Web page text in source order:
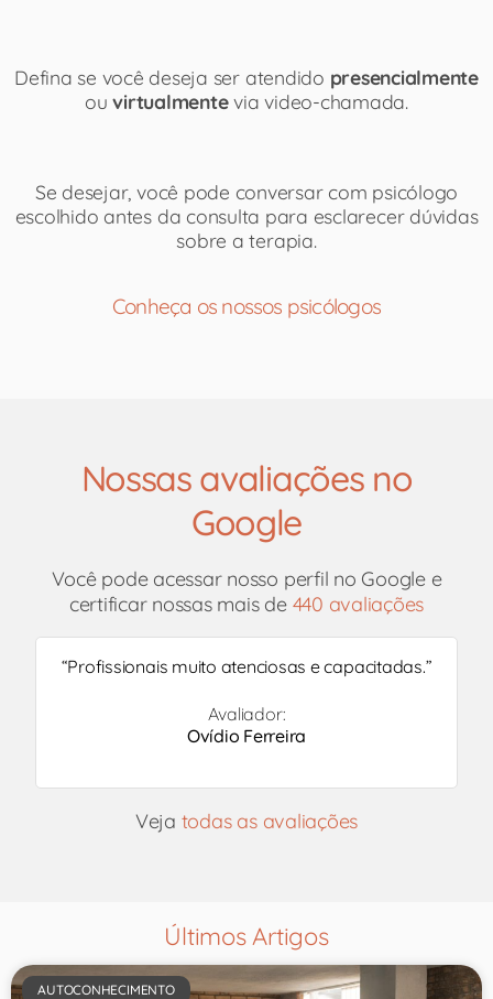
Defina se você deseja ser atendido presencialmente
ouvirtualmentevia video-chamada.
Se desejar, você pode conversar com psicólogo
escolhido antes da consulta para esclarecer dúvidas
sobre a terapia.​
Conheça os nossos psicólogos
Nossas avaliações no
Google
Você pode acessar nosso perfil no Google e
certificar nossas mais de 440 avaliações
“Profissionais muito atenciosas e capacitadas.”
Avaliador:
Ovídio Ferreira
Veja todas as avaliações
Últimos Artigos
AUTOCONHECIMENTO